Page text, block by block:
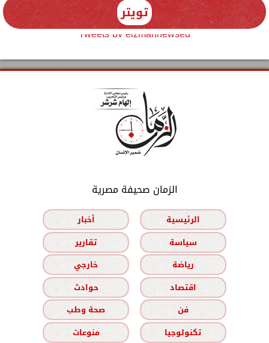
تويتر
Tweets by elzmannewseg
الزمان صحيفة مصرية
الرئيسية
أخبار
سياسة
تقارير
رياضة
خارجي
اقتصاد
حوادث
فن
صحة وطب
تكنولوجيا
منوعات